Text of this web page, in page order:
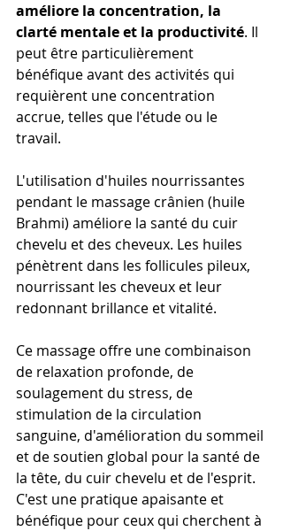
améliore la concentration, la
clarté mentale et la productivité. Il
peut être particulièrement
bénéfique avant des activités qui
requièrent une concentration
accrue, telles que l'étude ou le
travail.
L'utilisation d'huiles nourrissantes
pendant le massage crânien (huile
Brahmi) améliore la santé du cuir
chevelu et des cheveux. Les huiles
pénètrent dans les follicules pileux,
nourrissant les cheveux et leur
redonnant brillance et vitalité.
Ce massage offre une combinaison
de relaxation profonde, de
soulagement du stress, de
stimulation de la circulation
sanguine, d'amélioration du sommeil
et de soutien global pour la santé de
la tête, du cuir chevelu et de l'esprit.
C'est une pratique apaisante et
bénéfique pour ceux qui cherchent à